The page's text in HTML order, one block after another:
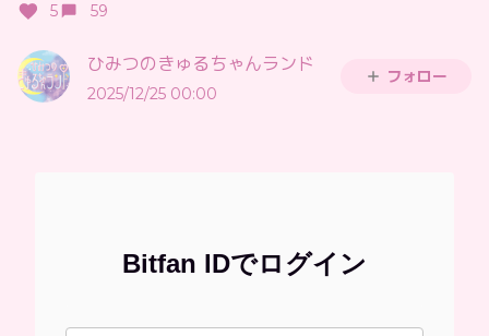
5
59
ひみつのきゅるちゃんランド
2025/12/25 00:00
フォロー
Bitfan IDでログイン